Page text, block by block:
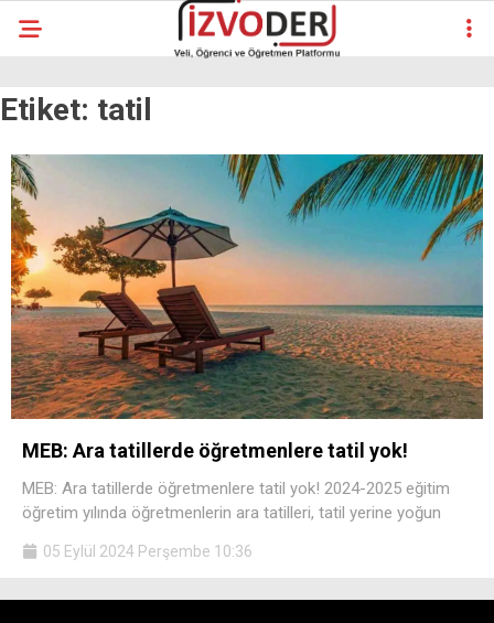
Etiket: tatil
MEB: Ara tatillerde öğretmenlere tatil yok!
MEB: Ara tatillerde öğretmenlere tatil yok! 2024-2025 eğitim
öğretim yılında öğretmenlerin ara tatilleri, tatil yerine yoğun
05 Eylül 2024 Perşembe 10:36